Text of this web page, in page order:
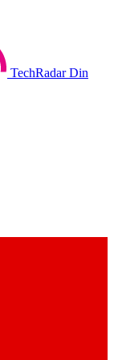
TechRadar Din